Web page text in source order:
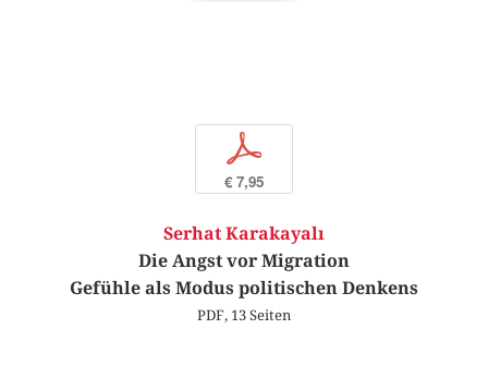
p
€ 7,95
Serhat Karakayalı
Die Angst vor Migration
Gefühle als Modus politischen Denkens
PDF, 13 Seiten